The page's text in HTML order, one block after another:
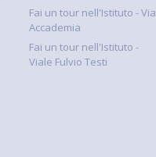
Fai un tour nell'Istituto - Via
Accademia
Fai un tour nell'Istituto -
Viale Fulvio Testi